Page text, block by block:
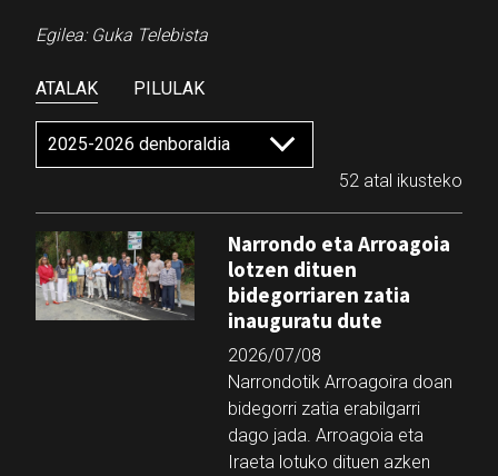
Egilea: Guka Telebista
ATALAK PILULAK
52 atal ikusteko
Narrondo eta Arroagoia
lotzen dituen
bidegorriaren zatia
inauguratu dute
2026/07/08
Narrondotik Arroagoira doan
bidegorri zatia erabilgarri
dago jada. Arroagoia eta
Iraeta lotuko dituen azken